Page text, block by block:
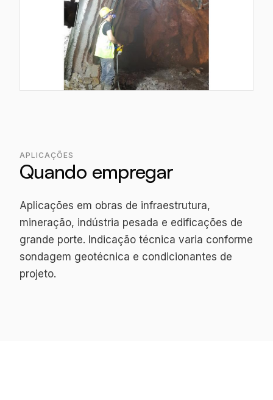
APLICAÇÕES
Quando empregar
Aplicações em obras de infraestrutura,
mineração, indústria pesada e edificações de
grande porte. Indicação técnica varia conforme
sondagem geotécnica e condicionantes de
projeto.